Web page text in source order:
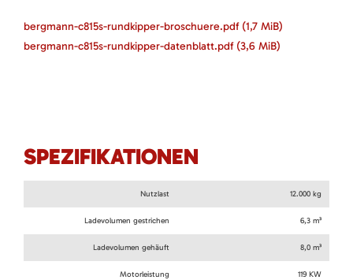
bergmann-c815s-rundkipper-broschuere.pdf (1,7 MiB)
bergmann-c815s-rundkipper-datenblatt.pdf (3,6 MiB)
SPEZIFIKATIONEN
Nutzlast 12.000 kg
Ladevolumen gestrichen 6,3 m³
Ladevolumen gehäuft 8,0 m³
Motorleistung 119 KW